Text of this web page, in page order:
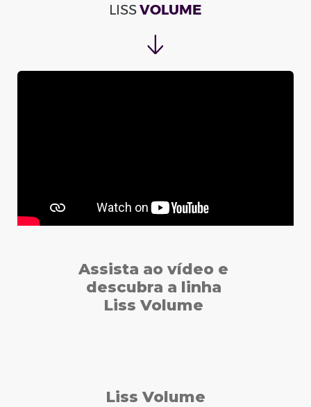
LISSVOLUME
Assista ao vídeo e
descubra a linha
Liss Volume
Liss Volume